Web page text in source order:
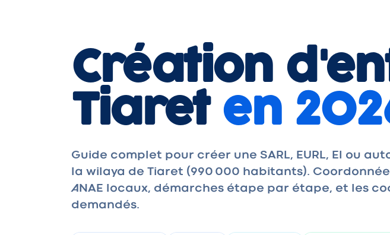
Création
Tiaret en
Guide complet pour créer une SARL, EURL, EI ou
la wilaya de Tiaret (990 000 habitants). Coordonnées
ANAE locaux, démarches étape par étape, et les
demandés.